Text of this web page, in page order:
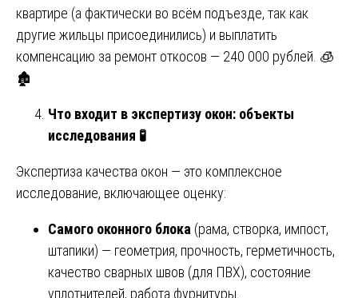
квартире (а фактически во всём подъезде, так как
другие жильцы присоединились) и выплатить
компенсацию за ремонт откосов — 240 000 рублей. 🧊
🏚️
Что входит в экспертизу окон: объекты
исследования 🧪
Экспертиза качества окон — это комплексное
исследование, включающее оценку:
Самого оконного блока (рама, створка, импост,
штапики) — геометрия, прочность, герметичность,
качество сварных швов (для ПВХ), состояние
уплотнителей, работа фурнитуры.